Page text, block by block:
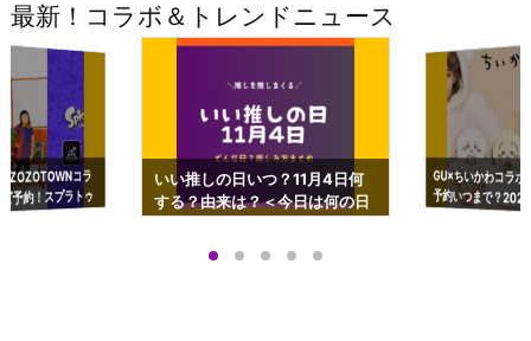
最新！コラボ＆トレンドニュース
コラ
予約！スプラトゥ
ップも渋谷Hz
いい推しの日いつ？11月4日何
する？由来は？＜今日は何の日
GU×ちいかわコラ
予約いつまで？
ーチやショルダー